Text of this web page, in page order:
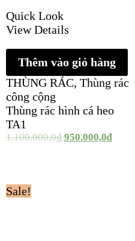
Quick Look
View Details
Thêm vào giỏ hàng
THÙNG RÁC, Thùng rác
công cộng
Thùng rác hình cá heo
TA1
1.100.000,0₫ 950.000,0₫
Sale!